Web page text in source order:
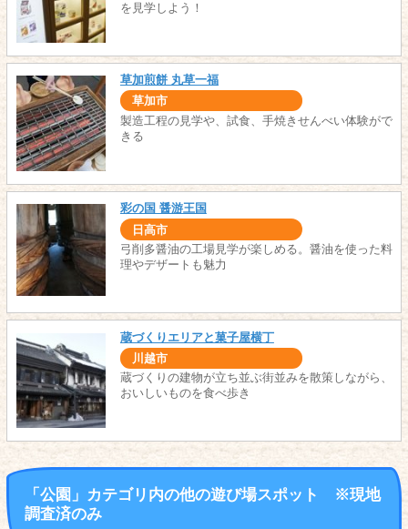
を見学しよう！
草加煎餅 丸草一福
草加市
製造工程の見学や、試食、手焼きせんべい体験がで
きる
彩の国 醤游王国
日高市
弓削多醤油の工場見学が楽しめる。醤油を使った料
理やデザートも魅力
蔵づくりエリアと菓子屋横丁
川越市
蔵づくりの建物が立ち並ぶ街並みを散策しながら、
おいしいものを食べ歩き
「公園」カテゴリ内の他の遊び場スポット ※現地
調査済のみ